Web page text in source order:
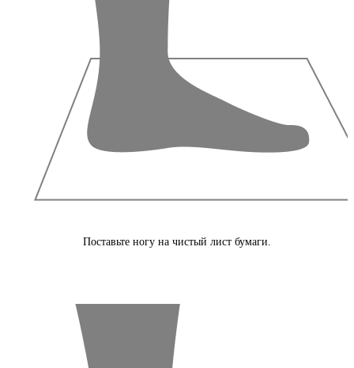
Поставьте ногу на чистый лист бумаги.